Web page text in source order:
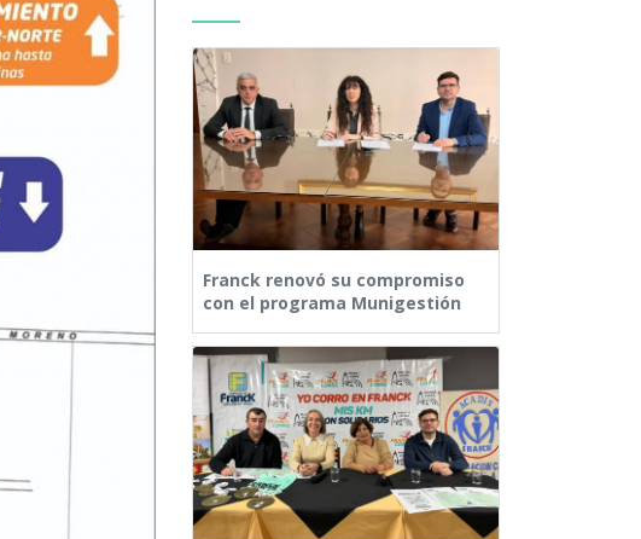
Franck renovó su compromiso
con el programa Munigestión